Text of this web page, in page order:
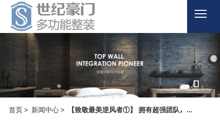
首页 

产品商城 
案例欣赏
首页 > 新闻中心 > 【致敬最美逆风者①】 拥有超强团队，...